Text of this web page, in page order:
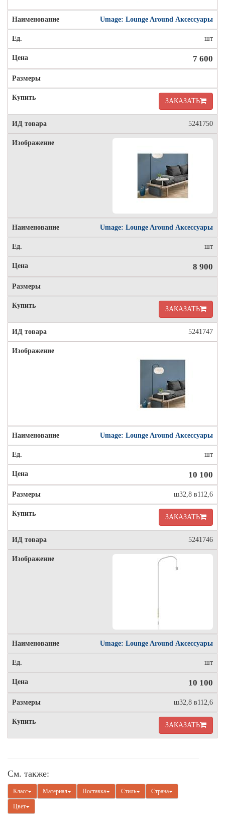
Umage: Lounge Around Аксессуары
шт
7 600
ЗАКАЗАТЬ
5241750
Umage: Lounge Around Аксессуары
шт
8 900
ЗАКАЗАТЬ
5241747
Umage: Lounge Around Аксессуары
шт
10 100
ш32,8 в112,6
ЗАКАЗАТЬ
5241746
Umage: Lounge Around Аксессуары
шт
10 100
ш32,8 в112,6
ЗАКАЗАТЬ
См. также:
Класс Материал Поставка Стиль Страна
Цвет